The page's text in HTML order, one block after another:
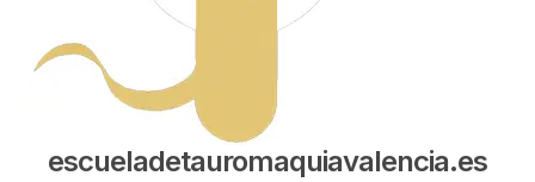
escueladetauromaquiavalencia.es